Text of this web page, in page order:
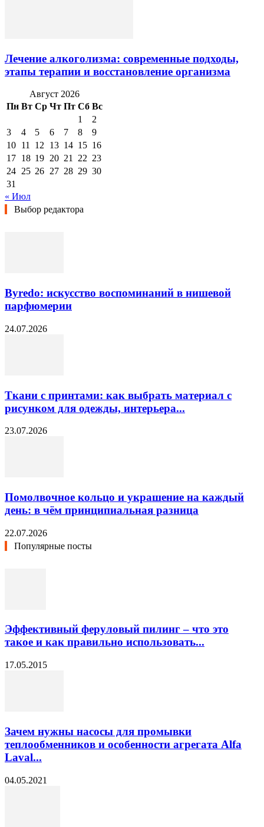
Лечение алкоголизма: современные подходы,
этапы терапии и восстановление организма
Август 2026
Пн Вт Ср Чт Пт Сб Вс
1
2
3
4 5 6 7 8
9
10 11 12 13 14 15 16
17 18 19 20 21 22 23
24 25 26 27 28 29 30
31
« Июл
Выбор редактора
Byredo: искусство воспоминаний в нишевой
парфюмерии
24.07.2026
Ткани с принтами: как выбрать материал с
рисунком для одежды, интерьера...
23.07.2026
Помолвочное кольцо и украшение на каждый
день: в чём принципиальная разница
22.07.2026
Популярные посты
Эффективный феруловый пилинг – что это
такое и как правильно использовать...
17.05.2015
Зачем нужны насосы для промывки
теплообменников и особенности агрегата Alfa
Laval...
04.05.2021